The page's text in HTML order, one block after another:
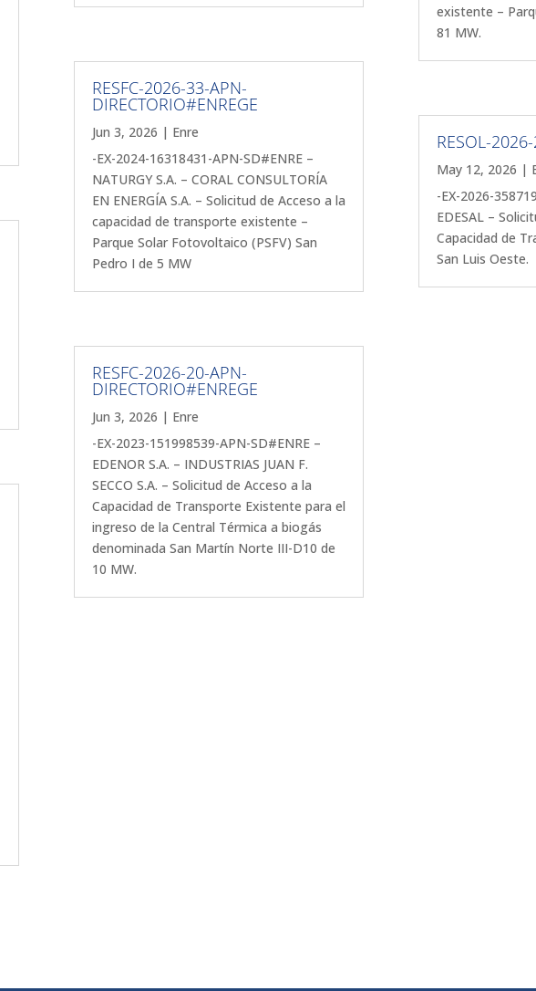
RESFC-2026-33-APN-
DIRECTORIO#ENREGE
Jun 3, 2026 | Enre
-EX-2024-16318431-APN-SD#ENRE –
NATURGY S.A. – CORAL CONSULTORÍA
EN ENERGÍA S.A. – Solicitud de Acceso a la
capacidad de transporte existente –
Parque Solar Fotovoltaico (PSFV) San
Pedro I de 5 MW
RESFC-2026-20-APN-
DIRECTORIO#ENREGE
Jun 3, 2026 | Enre
-EX-2023-151998539-APN-SD#ENRE –
EDENOR S.A. – INDUSTRIAS JUAN F.
SECCO S.A. – Solicitud de Acceso a la
Capacidad de Transporte Existente para el
ingreso de la Central Térmica a biogás
denominada San Martín Norte III-D10 de
10 MW.
existente –
81 MW.
RESOL-
May 12, 2026 |
-EX-2026-
EDESAL –
Capacidad de
San Luis Oeste.